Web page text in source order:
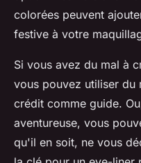
colorées peuvent
festive à votre
Si vous avez du mal à
vous pouvez utiliser du
crédit comme guide.
aventureuse, vous
qu'il en soit, ne vous